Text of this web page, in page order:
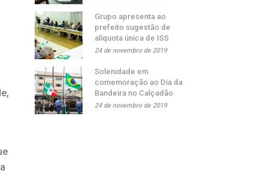
Grupo apresenta ao
prefeito sugestão de
alíquota única de ISS
24 de novembro de 2019
Solenidade em
comemoração ao Dia da
Bandeira no Calçadão
24 de novembro de 2019